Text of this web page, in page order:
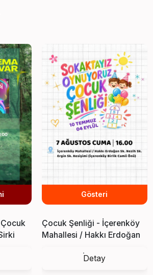
Gösteri
Çocuk Şenliği - İçerenköy
Mahallesi / Hakkı Erdoğan
Detay